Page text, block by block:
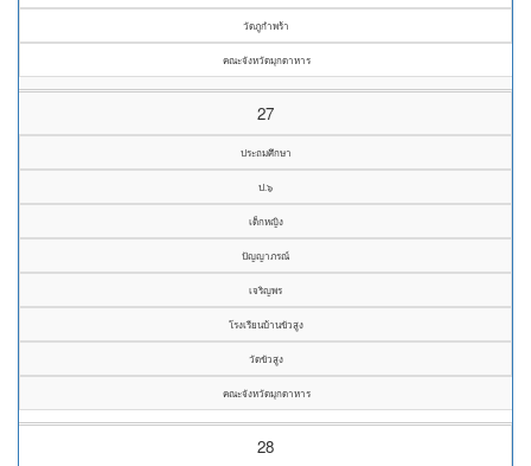
วัดภูกำพร้า
คณะจังหวัดมุกดาหาร
27
ประถมศึกษา
ป.๖
เด็กหญิง
ปัญญาภรณ์
เจริญพร
โรงเรียนบ้านขัวสูง
วัดขัวสูง
คณะจังหวัดมุกดาหาร
28